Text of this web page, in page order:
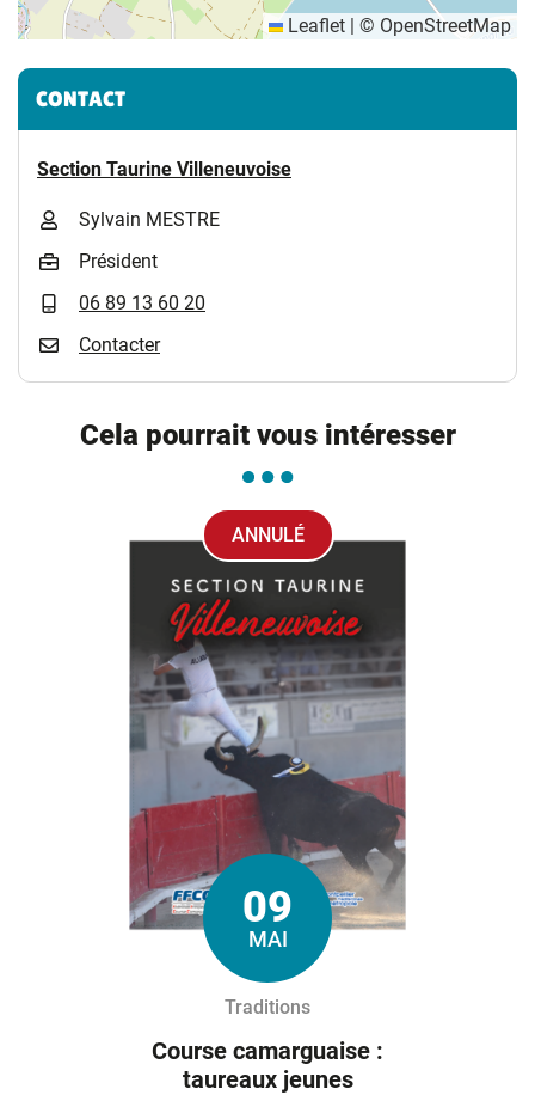
Leaflet | © OpenStreetMap
Informations complémentaires
CONTACT
Section Taurine Villeneuvoise
Sylvain MESTRE
Président
06 89 13 60 20
Contacter
Cela pourrait vous intéresser
ANNULÉ
Le
09
MAI
Traditions
Course camarguaise :
taureaux jeunes